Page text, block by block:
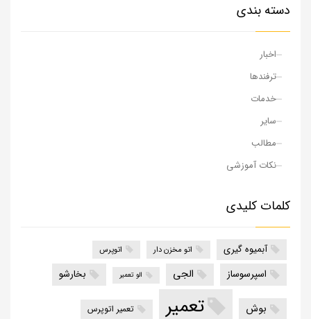
دسته بندی
اخبار
ترفندها
خدمات
سایر
مطالب
نکات آموزشی
کلمات کلیدی
آبمیوه گیری اتو مخزن دار اتوپرس
اسپرسوساز الجی الو تعمیر بخارشو
بوش تعمیر تعمیر اتوپرس